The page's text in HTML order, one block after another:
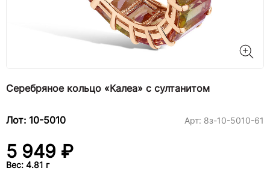
Серебряное кольцо «Калеа» с султанитом
Лот: 10-5010 Арт: 8з-10-5010-61
5 949 ₽
Вес: 4.81 г